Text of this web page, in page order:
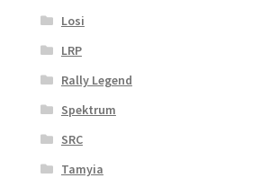
Losi
LRP
Rally Legend
Spektrum
SRC
Tamyia